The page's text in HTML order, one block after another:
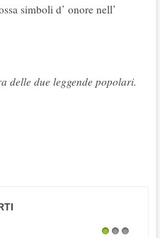
simboli d’ onore nell’
delle due leggende popolari.